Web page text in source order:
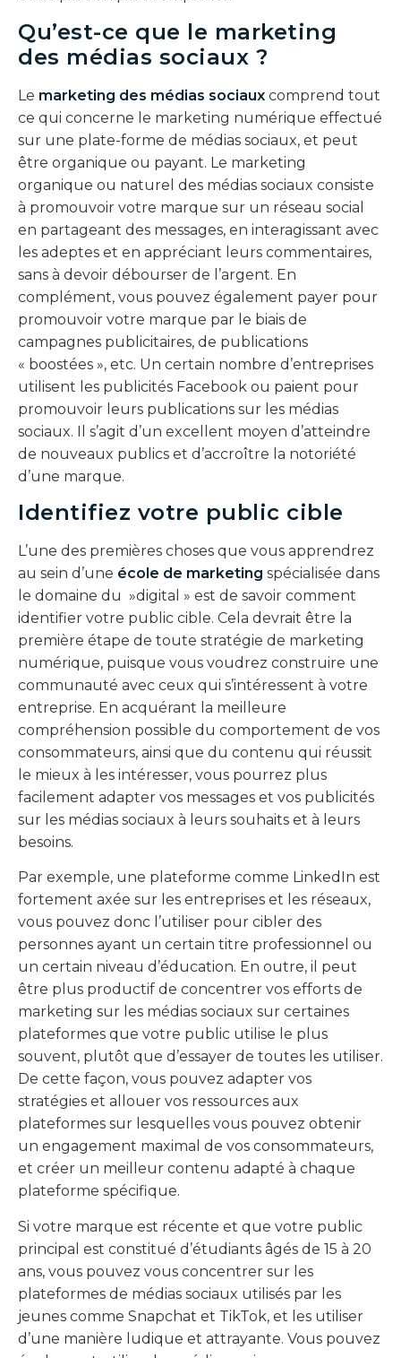
Qu’est-ce que le marketing
des médias sociaux ?
Le marketing des médias sociaux comprend tout
ce qui concerne le marketing numérique effectué
sur une plate-forme de médias sociaux, et peut
être organique ou payant. Le marketing
organique ou naturel des médias sociaux consiste
à promouvoir votre marque sur un réseau social
en partageant des messages, en interagissant avec
les adeptes et en appréciant leurs commentaires,
sans à devoir débourser de l’argent. En
complément, vous pouvez également payer pour
promouvoir votre marque par le biais de
campagnes publicitaires, de publications
« boostées », etc. Un certain nombre d’entreprises
utilisent les publicités Facebook ou paient pour
promouvoir leurs publications sur les médias
sociaux. Il s’agit d’un excellent moyen d’atteindre
de nouveaux publics et d’accroître la notoriété
d’une marque.
Identifiez votre public cible
L’une des premières choses que vous apprendrez
au sein d’une école de marketing spécialisée dans
le domaine du »digital » est de savoir comment
identifier votre public cible. Cela devrait être la
première étape de toute stratégie de marketing
numérique, puisque vous voudrez construire une
communauté avec ceux qui s’intéressent à votre
entreprise. En acquérant la meilleure
compréhension possible du comportement de vos
consommateurs, ainsi que du contenu qui réussit
le mieux à les intéresser, vous pourrez plus
facilement adapter vos messages et vos publicités
sur les médias sociaux à leurs souhaits et à leurs
besoins.
Par exemple, une plateforme comme LinkedIn est
fortement axée sur les entreprises et les réseaux,
vous pouvez donc l’utiliser pour cibler des
personnes ayant un certain titre professionnel ou
un certain niveau d’éducation. En outre, il peut
être plus productif de concentrer vos efforts de
marketing sur les médias sociaux sur certaines
plateformes que votre public utilise le plus
souvent, plutôt que d’essayer de toutes les utiliser.
De cette façon, vous pouvez adapter vos
stratégies et allouer vos ressources aux
plateformes sur lesquelles vous pouvez obtenir
un engagement maximal de vos consommateurs,
et créer un meilleur contenu adapté à chaque
plateforme spécifique.
Si votre marque est récente et que votre public
principal est constitué d’étudiants âgés de 15 à 20
ans, vous pouvez vous concentrer sur les
plateformes de médias sociaux utilisés par les
jeunes comme Snapchat et TikTok, et les utiliser
d’une manière ludique et attrayante. Vous pouvez